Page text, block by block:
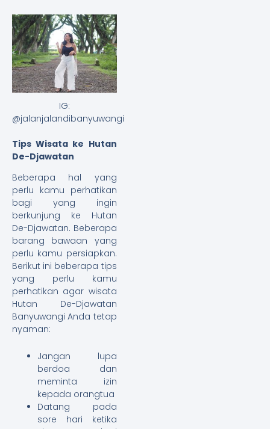
IG:
@jalanjalandibanyuwangi
Tips Wisata ke Hutan
De-Djawatan
Beberapa hal yang
perlu kamu perhatikan
bagi yang ingin
berkunjung ke Hutan
De-Djawatan. Beberapa
barang bawaan yang
perlu kamu persiapkan.
Berikut ini beberapa tips
yang perlu kamu
perhatikan agar wisata
Hutan De-Djawatan
Banyuwangi Anda tetap
nyaman:
Jangan lupa
berdoa dan
meminta izin
kepada orangtua
Datang pada
sore hari ketika